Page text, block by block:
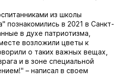
из школы
познакомились в 2021 в Санкт-
в духе патриотизма,
возложили цветы к
о таких важных вещах,
и в зоне специальной
– написал в своем